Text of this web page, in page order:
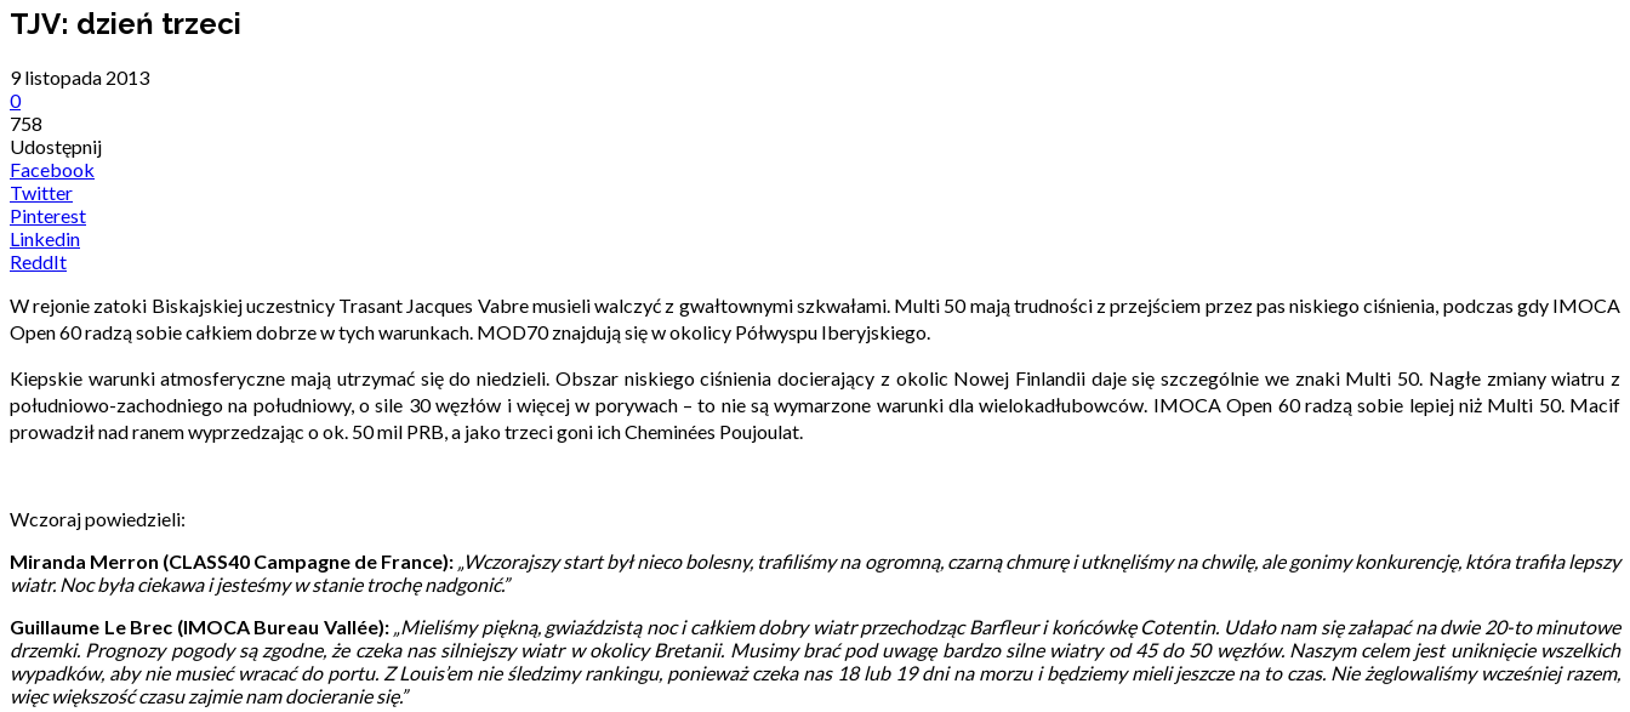
TJV: dzień trzeci
9 listopada 2013
0
758
Udostępnij
Facebook
Twitter
Pinterest
Linkedin
ReddIt
W rejonie zatoki Biskajskiej uczestnicy Trasant Jacques Vabre musieli walczyć z gwałtownymi szkwałami. Multi 50 mają trudności z przejściem przez pas niskiego ciśnienia, podczas gdy IMOCA
Open 60 radzą sobie całkiem dobrze w tych warunkach. MOD70 znajdują się w okolicy Półwyspu Iberyjskiego.
Kiepskie warunki atmosferyczne mają utrzymać się do niedzieli. Obszar niskiego ciśnienia docierający z okolic Nowej Finlandii daje się szczególnie we znaki Multi 50. Nagłe zmiany wiatru z
południowo-zachodniego na południowy, o sile 30 węzłów i więcejw porywach – to nie są wymarzone warunki dla wielokadłubowców. IMOCA Open 60 radzą sobie lepiej niż Multi 50. Macif
prowadził nad ranem wyprzedzając o ok. 50 mil PRB, a jako trzeci goni ich Cheminées Poujoulat.
Wczoraj powiedzieli:
Miranda Merron (CLASS40 Campagne de France): „Wczorajszy start był nieco bolesny, trafiliśmy na ogromną, czarną chmurę i utknęliśmy na chwilę, ale gonimy konkurencję, która trafiła lepszy
wiatr. Noc była ciekawa i jesteśmy w stanie trochę nadgonić.”
Guillaume Le Brec (IMOCA Bureau Vallée): „Mieliśmy piękną, gwiaździstą noc i całkiem dobry wiatr przechodząc Barfleur i końcówkę Cotentin. Udało nam się załapać na dwie 20-to minutowe
drzemki. Prognozy pogody są zgodne, że czeka nas silniejszy wiatr w okolicy Bretanii. Musimy brać pod uwagę bardzo silne wiatry od 45 do 50 węzłów. Naszym celem jest uniknięcie wszelkich
wypadków, aby nie musieć wracać do portu. Z Louis’em nie śledzimy rankingu, ponieważ czeka nas 18 lub 19 dni na morzu i będziemy mieli jeszcze na to czas. Nie żeglowaliśmy wcześniej razem,
więc większość czasu zajmie nam docieranie się.”